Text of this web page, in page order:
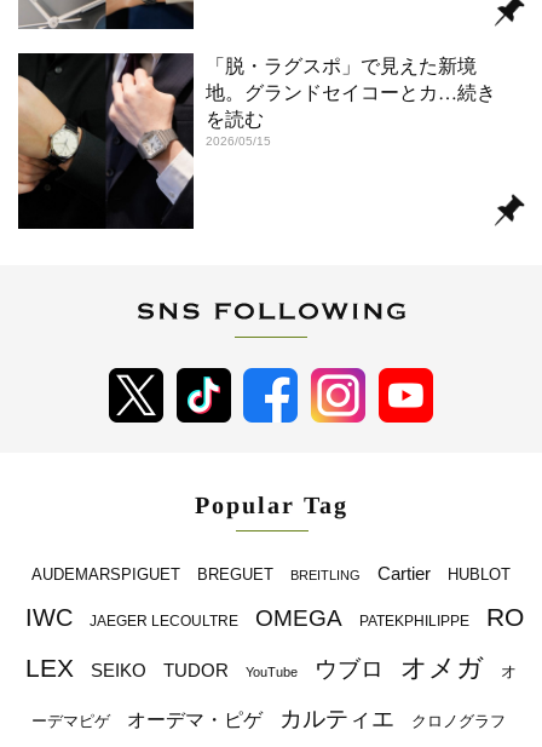
「脱・ラグスポ」で見えた新境
地。グランドセイコーとカ …続き
を読む
2026/05/15
Popular Tag
AUDEMARSPIGUET BREGUET BREITLING Cartier HUBLOT
IWC JAEGER LECOULTRE OMEGA PATEKPHILIPPE
RO
LEX
SEIKO TUDOR YouTube ウブロ オメガ オ
ーデマピゲ オーデマ・ピゲ カルティエ クロノグラフ